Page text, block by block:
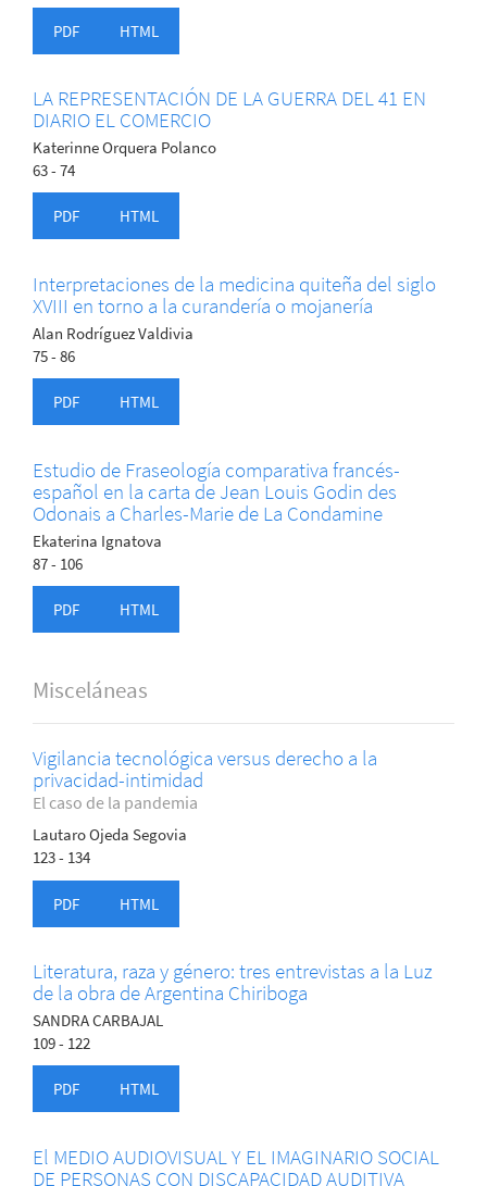
PDF HTML
LA REPRESENTACIÓN DE LA GUERRA DEL 41 EN
DIARIO EL COMERCIO
Katerinne Orquera Polanco
63 - 74
PDF HTML
Interpretaciones de la medicina quiteña del siglo
XVIII en torno a la curandería o mojanería
Alan Rodríguez Valdivia
75 - 86
PDF HTML
Estudio de Fraseología comparativa francés-
español en la carta de Jean Louis Godin des
Odonais a Charles-Marie de La Condamine
Ekaterina Ignatova
87 - 106
PDF HTML
Misceláneas
Vigilancia tecnológica versus derecho a la
privacidad-intimidad
El caso de la pandemia
Lautaro Ojeda Segovia
123 - 134
PDF HTML
Literatura, raza y género: tres entrevistas a la Luz
de la obra de Argentina Chiriboga
SANDRA CARBAJAL
109 - 122
PDF HTML
El MEDIO AUDIOVISUAL Y EL IMAGINARIO SOCIAL
DE PERSONAS CON DISCAPACIDAD AUDITIVA